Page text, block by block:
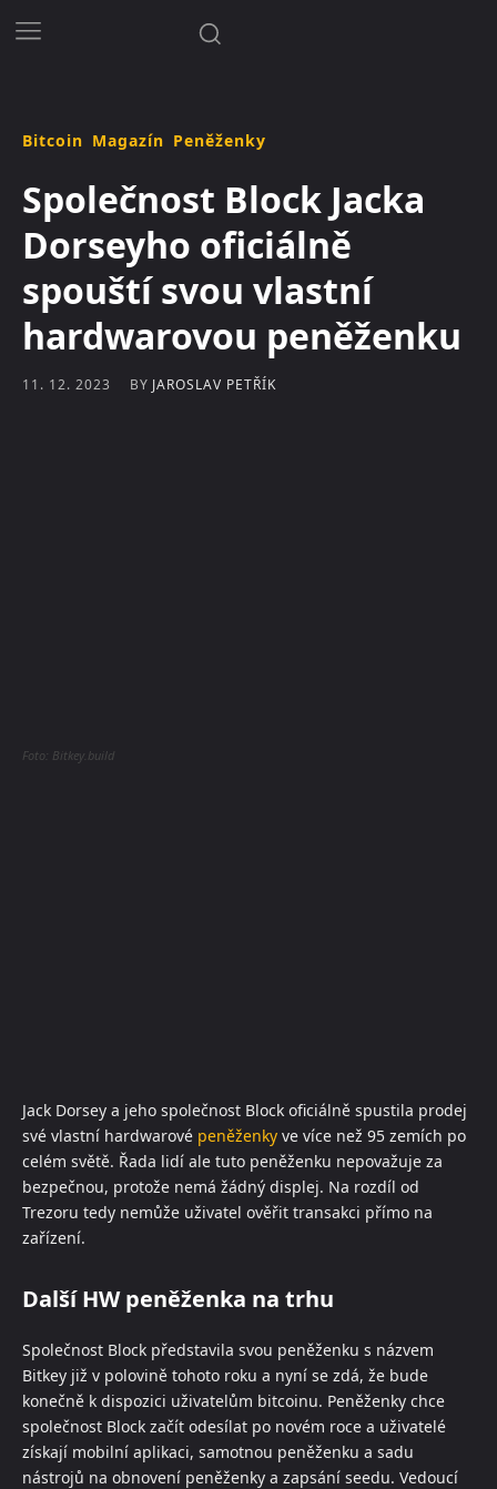
Bitcoin Magazín Peněženky
Společnost Block Jacka
Dorseyho oficiálně
spouští svou vlastní
hardwarovou peněženku
11. 12. 2023 BY JAROSLAV PETŘÍK
Foto: Bitkey.build
Jack Dorsey a jeho společnost Block oficiálně spustila prodej
své vlastní hardwarové peněženky ve více než 95 zemích po
celém světě. Řada lidí ale tuto peněženku nepovažuje za
bezpečnou, protože nemá žádný displej. Na rozdíl od
Trezoru tedy nemůže uživatel ověřit transakci přímo na
zařízení.
Další HW peněženka na trhu
Společnost Block představila svou peněženku s názvem
Bitkey již v polovině tohoto roku a nyní se zdá, že bude
konečně k dispozici uživatelům bitcoinu. Peněženky chce
společnost Block začít odesílat po novém roce a uživatelé
získají mobilní aplikaci, samotnou peněženku a sadu
nástrojů na obnovení peněženky a zapsání seedu. Vedoucí